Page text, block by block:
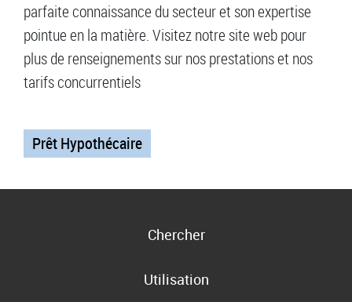
parfaite connaissance du secteur et son expertise
pointue en la matière. Visitez notre site web pour
plus de renseignements sur nos prestations et nos
tarifs concurrentiels
Prêt Hypothécaire
Chercher
Utilisation